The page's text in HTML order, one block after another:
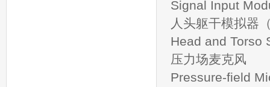
Signal Input
人头躯干模拟器
Head and Torso
压力场麦克风
Pressure-field